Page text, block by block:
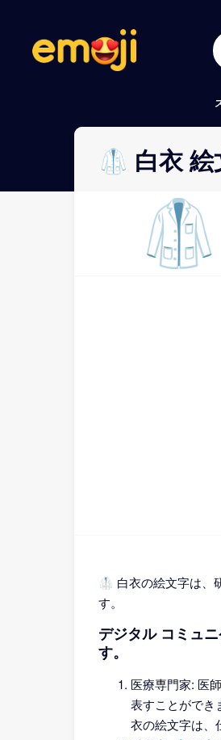
Close
Close
🥼 白衣
🥼
🥼 白衣の絵文字は、
す。
デジタル コミュ
す。
医療専門家: 医
表すことができ
衣の絵文字は、